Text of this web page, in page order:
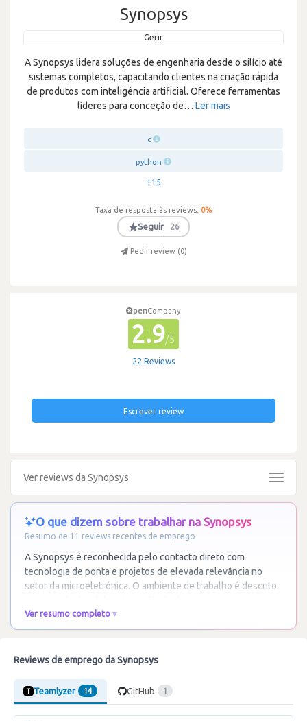
Synopsys
Gerir
A Synopsys lidera soluções de engenharia desde o silício até
sistemas completos, capacitando clientes na criação rápida
de produtos com inteligência artificial. Oferece ferramentas
líderes para conceção de… Ler mais
c
python
+15
Taxa de resposta às reviews: 0%
★Seguir 26
Pedir review (0)
penCompany
2.9/5
22 Reviews
Escrever review
Ver reviews da Synopsys
Toggle
O que dizem sobre trabalhar na Synopsys
Resumo de 11 reviews recentes de emprego
A Synopsys é reconhecida pelo contacto direto com
tecnologia de ponta e projetos de elevada relevância no
setor da microeletrónica. O ambiente de trabalho é descrito
Ver resumo completo
Reviews de emprego da Synopsys
Teamlyzer 14 GitHub 1